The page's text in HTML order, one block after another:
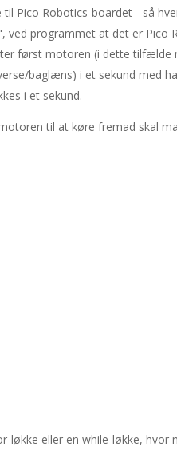
til Pico Robotics-boardet - så
ved programmet at det er Pico
først motoren (i dette tilfælde
baglæns) i et sekund med
i et sekund.
til at køre fremad skal
eller en while-løkke, hvor